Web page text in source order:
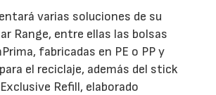
varias soluciones de su
Range, entre ellas las bolsas
fabricadas en PE o PP y
el reciclaje, además del stick
Refill, elaborado